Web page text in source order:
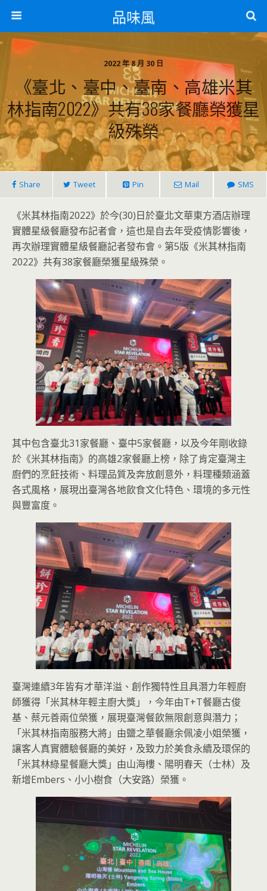
品味風
2022 年 8 月 30 日
《臺北、臺中、臺南、高雄米其
林指南2022》共有38家餐廳榮獲星
級殊榮
Share Tweet Pin Mail SMS
《米其林指南2022》於今(30)日於臺北文華東方酒店辦理
實體星級餐廳發布記者會，這也是自去年受疫情影響後，
再次辦理實體星級餐廳記者發布會。第5版《米其林指南
2022》共有38家餐廳榮獲星級殊榮。
其中包含臺北31家餐廳、臺中5家餐廳，以及今年剛收錄
於《米其林指南》的高雄2家餐廳上榜，除了肯定臺灣主
廚們的烹飪技術、料理品質及奔放創意外，料理種類涵蓋
各式風格，展現出臺灣各地飲食文化特色、環境的多元性
與豐富度。
臺灣連續3年皆有才華洋溢、創作獨特性且具潛力年輕廚
師獲得「米其林年輕主廚大獎」，今年由T+T餐廳古俊
基、蔡元善兩位榮獲，展現臺灣餐飲無限創意與潛力；
「米其林指南服務大將」由鹽之華餐廳余佩凌小姐榮獲，
讓客人真實體驗餐廳的美好，及致力於美食永續及環保的
「米其林綠星餐廳大獎」由山海樓、陽明春天（士林）及
新增Embers、小小樹食（大安路）榮獲。